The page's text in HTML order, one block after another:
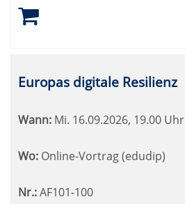
Europas digitale Resilienz
Wann: Mi. 16.09.2026, 19.00 Uhr
Wo: Online-Vortrag (edudip)
Nr.:AF101-100